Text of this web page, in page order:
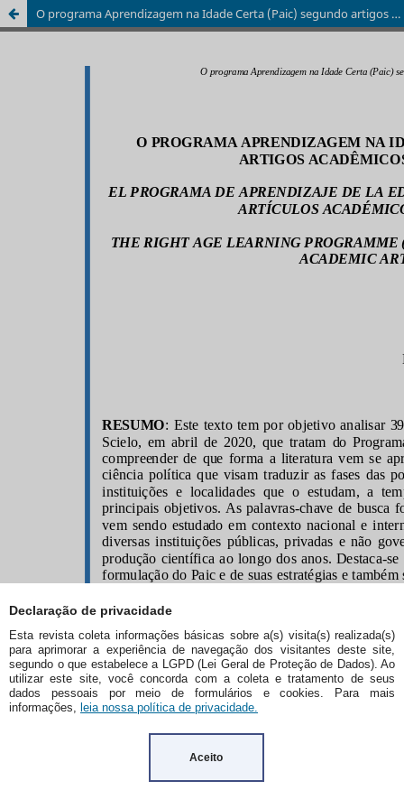
Declaração de privacidade
Esta revista coleta informações básicas sobre a(s) visita(s) realizada(s)
para aprimorar a experiência de navegação dos visitantes deste site,
segundo o que estabelece a LGPD (Lei Geral de Proteção de Dados). Ao
utilizar este site, você concorda com a coleta e tratamento de seus
dados pessoais por meio de formulários e cookies. Para mais
informações, leia nossa política de privacidade.
Aceito
O programa Aprendizagem na Idade Certa (Paic) segundo artigos acadêmicos brasileiros